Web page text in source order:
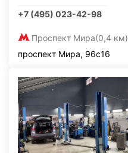
+7 (495) 023-42-98
Проспект Мира(0,4 км)
проспект Мира, 96с16